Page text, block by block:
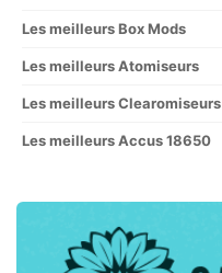
Les meilleurs Box Mods
Les meilleurs Atomiseurs
Les meilleurs Clearomiseurs
Les meilleurs Accus 18650